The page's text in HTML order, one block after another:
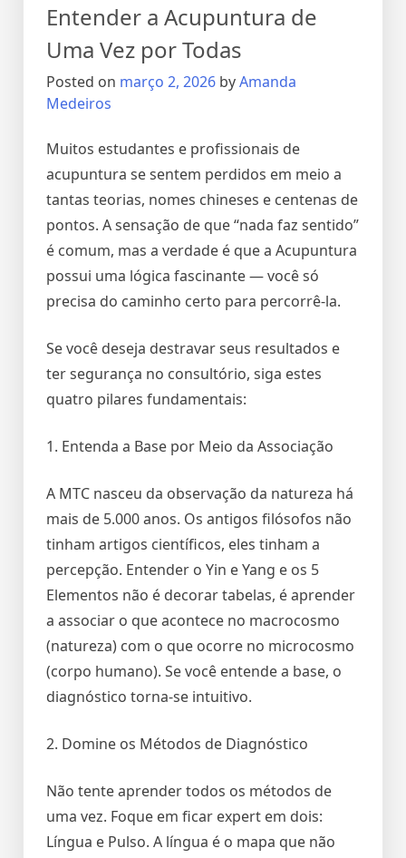
Entender a Acupuntura de
Uma Vez por Todas
Posted on março 2, 2026 byAmanda
Medeiros
Muitos estudantes e profissionais de
acupuntura se sentem perdidos em meio a
tantas teorias, nomes chineses e centenas de
pontos. A sensação de que “nada faz sentido”
é comum, mas a verdade é que a Acupuntura
possui uma lógica fascinante — você só
precisa do caminho certo para percorrê-la.
Se você deseja destravar seus resultados e
ter segurança no consultório, siga estes
quatro pilares fundamentais:
1. Entenda a Base por Meio da Associação
A MTC nasceu da observação da natureza há
mais de 5.000 anos. Os antigos filósofos não
tinham artigos científicos, eles tinham a
percepção. Entender o Yin e Yang e os 5
Elementos não é decorar tabelas, é aprender
a associar o que acontece no macrocosmo
(natureza) com o que ocorre no microcosmo
(corpo humano). Se você entende a base, o
diagnóstico torna-se intuitivo.
2. Domine os Métodos de Diagnóstico
Não tente aprender todos os métodos de
uma vez. Foque em ficar expert em dois:
Língua e Pulso. A língua é o mapa que não